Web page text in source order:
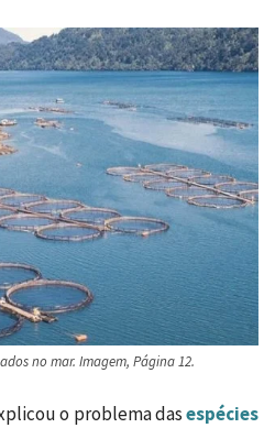
no mar. Imagem, Página 12.
o problema dasespécies